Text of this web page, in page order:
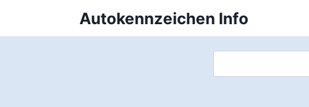
springen
Autokennzeichen Info